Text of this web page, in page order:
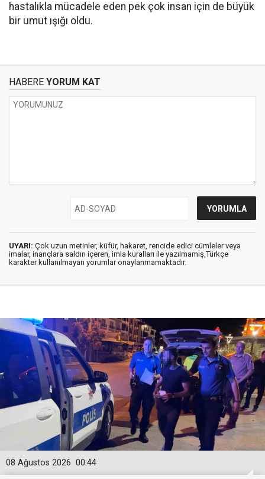
hastalıkla mücadele eden pek çok insan için de büyük
bir umut ışığı oldu.
HABERE YORUM KAT
UYARI: Çok uzun metinler, küfür, hakaret, rencide edici cümleler veya
imalar, inançlara saldırı içeren, imla kuralları ile yazılmamış,Türkçe
karakter kullanılmayan yorumlar onaylanmamaktadır.
00:44
08 Ağustos 2026